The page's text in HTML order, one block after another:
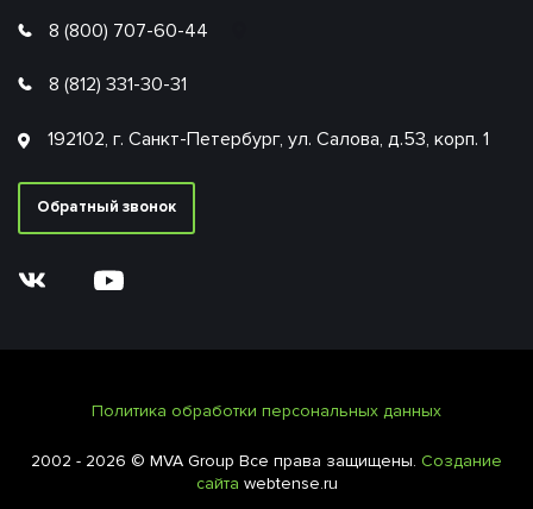
8 (800) 707-60-44
8 (812) 331-30-31
192102, г. Санкт-Петербург, ул. Салова, д.53, корп. 1
Обратный звонок
Политика обработки персональных данных
2002 - 2026 © MVA Group Все права защищены. Создание
сайта webtense.ru